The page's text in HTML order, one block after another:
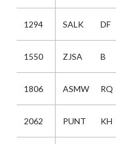
1294 SALK DF
1550 ZJSA B
1806 ASMW RQ
2062 PUNT KH